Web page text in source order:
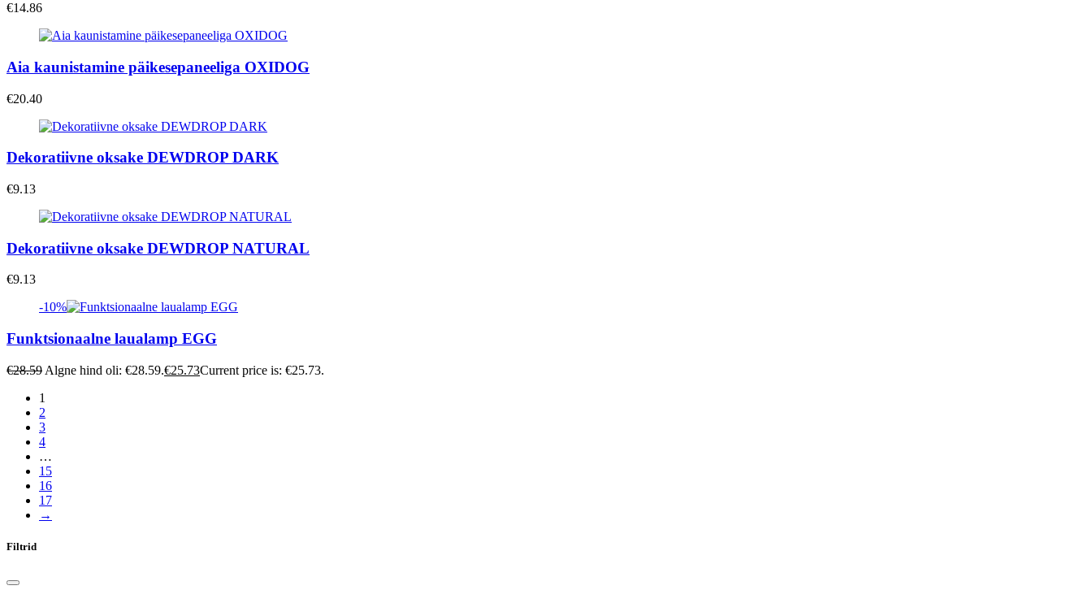
€14.86
Aia kaunistamine päikesepaneeliga OXIDOG
€20.40
Dekoratiivne oksake DEWDROP DARK
€9.13
Dekoratiivne oksake DEWDROP NATURAL
€9.13
-10%
Funktsionaalne laualamp EGG
€28.59 Algne hind oli: €28.59.€25.73Current price is: €25.73.
1
2
3
4
…
15
16
17
→
Filtrid